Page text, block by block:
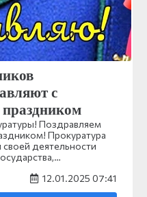
с
Поздравляем
Прокуратура
деятельности
12.01.2025 07:41